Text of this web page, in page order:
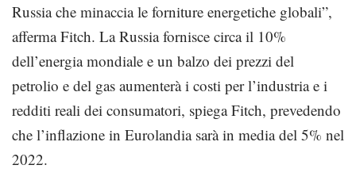
Russia che minaccia le forniture energetiche globali”,
afferma Fitch. La Russia fornisce circa il 10%
dell’energia mondiale e un balzo dei prezzi del
petrolio e del gas aumenterà i costi per l’industria e i
redditi reali dei consumatori, spiega Fitch, prevedendo
che l’inflazione in Eurolandia sarà in media del 5% nel
2022.